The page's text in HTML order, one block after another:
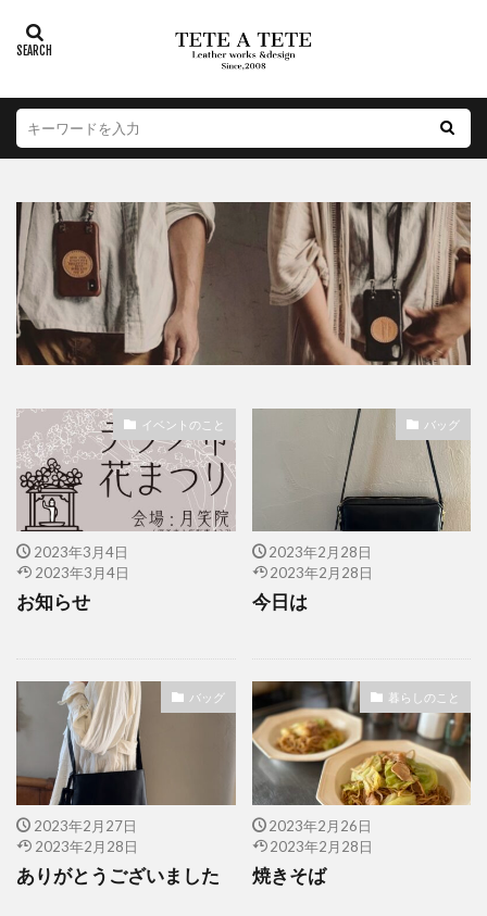
イベントのこと
2023年3月4日
2023年3月4日
お知らせ
バッグ
2023年2月28日
2023年2月28日
今日は
バッグ
2023年2月27日
2023年2月28日
ありがとうございました
暮らしのこと
2023年2月26日
2023年2月28日
焼きそば